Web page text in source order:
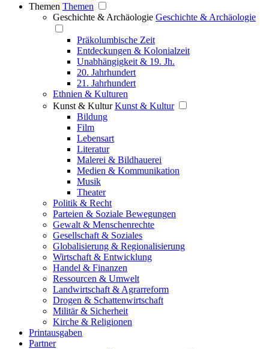
Themen Themen
Geschichte & Archäologie Geschichte & Archäologie
Präkolumbische Zeit
Entdeckungen & Kolonialzeit
Unabhängigkeit & 19. Jh.
20. Jahrhundert
21. Jahrhundert
Ethnien & Kulturen
Kunst & Kultur Kunst & Kultur
Bildung
Film
Lebensart
Literatur
Malerei & Bildhauerei
Medien & Kommunikation
Musik
Theater
Politik & Recht
Parteien & Soziale Bewegungen
Gewalt & Menschenrechte
Gesellschaft & Soziales
Globalisierung & Regionalisierung
Wirtschaft & Entwicklung
Handel & Finanzen
Ressourcen & Umwelt
Landwirtschaft & Agrarreform
Drogen & Schattenwirtschaft
Militär & Sicherheit
Kirche & Religionen
Printausgaben
Partner